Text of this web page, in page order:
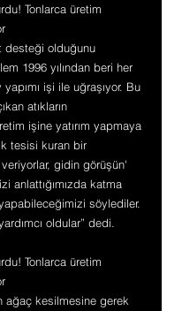
Tonlarca üretim
desteği olduğunu
1996 yılından beri her
işi ile uğraşıyor. Bu
atıkların
işine yatırım yapmaya
tesisi kuran bir
veriyorlar, gidin görüşün'
anlattığımızda katma
söylediler.
oldular” dedi.
Tonlarca üretim
ağaç kesilmesine gerek